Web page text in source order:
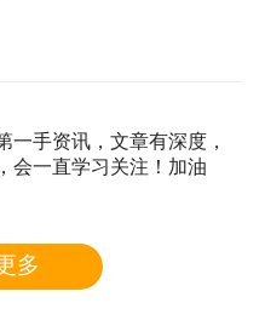
一手资讯，文章有深度，
会一直学习关注！加油
多